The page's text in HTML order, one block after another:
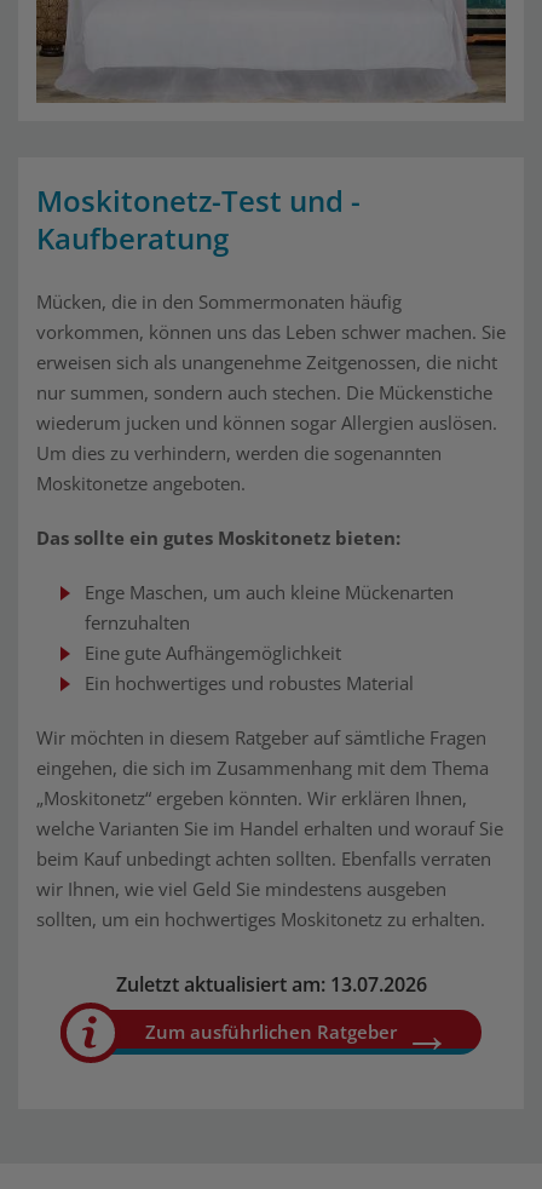
Moskitonetz-Test und -
Kaufberatung
Mücken, die in den Sommermonaten häufig
vorkommen, können uns das Leben schwer machen. Sie
erweisen sich als unangenehme Zeitgenossen, die nicht
nur summen, sondern auch stechen. Die Mückenstiche
wiederum jucken und können sogar Allergien auslösen.
Um dies zu verhindern, werden die sogenannten
Moskitonetze angeboten.
Das sollte ein gutes Moskitonetz bieten:
Enge Maschen, um auch kleine Mückenarten
fernzuhalten
Eine gute Aufhängemöglichkeit
Ein hochwertiges und robustes Material
Wir möchten in diesem Ratgeber auf sämtliche Fragen
eingehen, die sich im Zusammenhang mit dem Thema
„Moskitonetz“ ergeben könnten. Wir erklären Ihnen,
welche Varianten Sie im Handel erhalten und worauf Sie
beim Kauf unbedingt achten sollten. Ebenfalls verraten
wir Ihnen, wie viel Geld Sie mindestens ausgeben
sollten, um ein hochwertiges Moskitonetz zu erhalten.
Zuletzt aktualisiert am: 13.07.2026
Zum ausführlichen Ratgeber